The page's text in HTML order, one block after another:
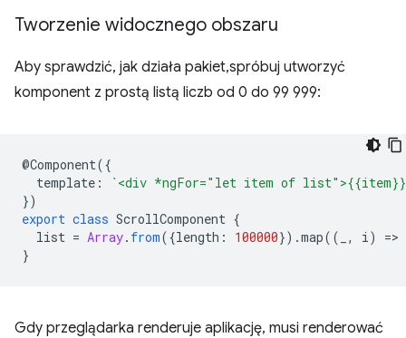
Tworzenie widocznego obszaru
Aby sprawdzić, jak działa pakiet,spróbuj utworzyć
komponent z prostą listą liczb od 0 do 99 999:
@Component({
template :
`<div *ngFor="let item of
})
export class ScrollComponent {
list = Array. from({length : 100000}).map(( , i) =>
}
Gdy przeglądarka renderuje aplikację, musi renderować